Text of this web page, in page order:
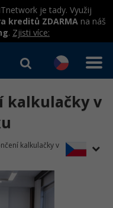
je tady. Využij
kreditů ZDARMAna náš
. Zjisti více:
kalkulačky v
kalkulačky v